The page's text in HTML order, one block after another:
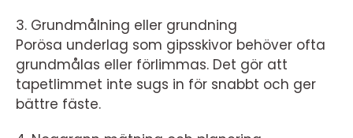
3. Grundmålning eller grundning
Porösa underlag som gipsskivor behöver ofta
grundmålas eller förlimmas. Det gör att
tapetlimmet inte sugs in för snabbt och ger
bättre fäste.